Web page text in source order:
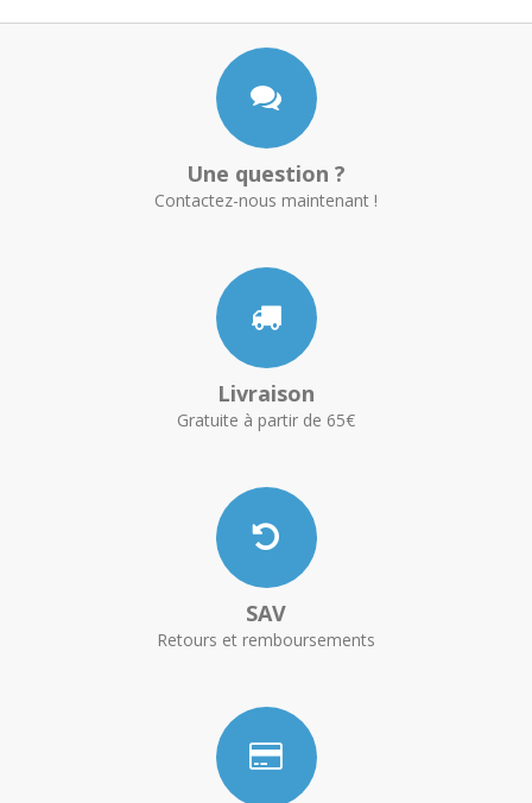
Une question ?
Contactez-nous maintenant !
Livraison
Gratuite à partir de 65€
SAV
Retours et remboursements